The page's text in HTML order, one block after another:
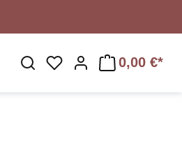
Du hast 0 Produkte
0,00 €*